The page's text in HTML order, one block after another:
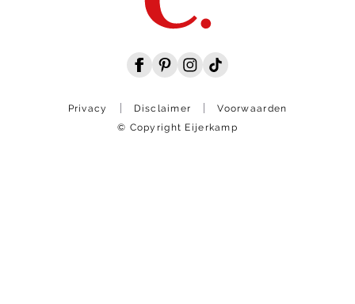
Privacy Disclaimer
Voorwaarden
© Copyright Eijerkamp